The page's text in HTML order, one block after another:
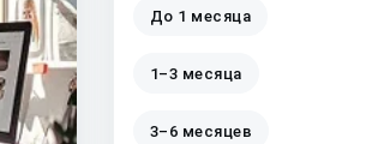
До 1 месяца
1–3 месяца
3–6 месяцев